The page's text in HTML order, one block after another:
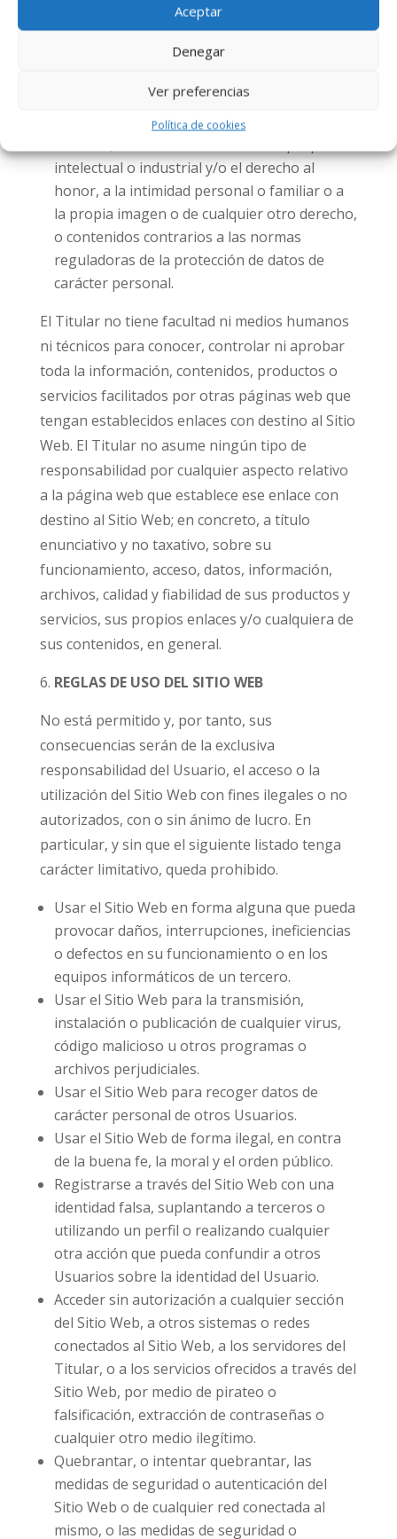
Aceptar
Denegar
Ver preferencias
Política de cookies
enlace al Sitio Web no contendrá
informaciones o contenidos ilícitos,
contrarios a la moral y buenas costumbres
así como tampoco contendrá contenidos
contrarios a cualesquiera derechos de
intelectual o industrial y/o el derecho al
honor, a la intimidad personal o familiar o a
la propia imagen o de cualquier otro derecho,
o contenidos contrarios a las normas
reguladoras de la protección de datos de
carácter personal.
El Titular no tiene facultad ni medios humanos
ni técnicos para conocer, controlar ni aprobar
toda la información, contenidos, productos o
servicios facilitados por otras páginas web que
tengan establecidos enlaces con destino al Sitio
Web. El Titular no asume ningún tipo de
responsabilidad por cualquier aspecto relativo
a la página web que establece ese enlace con
destino al Sitio Web; en concreto, a título
enunciativo y no taxativo, sobre su
funcionamiento, acceso, datos, información,
archivos, calidad y fiabilidad de sus productos y
servicios, sus propios enlaces y/o cualquiera de
sus contenidos, en general.
REGLAS DE USO DEL SITIO WEB
No está permitido y, por tanto, sus
consecuencias serán de la exclusiva
responsabilidad del Usuario, el acceso o la
utilización del Sitio Web con fines ilegales o no
autorizados, con o sin ánimo de lucro. En
particular, y sin que el siguiente listado tenga
carácter limitativo, queda prohibido.
Usar el Sitio Web en forma alguna que pueda
provocar daños, interrupciones, ineficiencias
o defectos en su funcionamiento o en los
equipos informáticos de un tercero.
Usar el Sitio Web para la transmisión,
instalación o publicación de cualquier virus,
código malicioso u otros programas o
archivos perjudiciales.
Usar el Sitio Web para recoger datos de
carácter personal de otros Usuarios.
Usar el Sitio Web de forma ilegal, en contra
de la buena fe, la moral y el orden público.
Registrarse a través del Sitio Web con una
identidad falsa, suplantando a terceros o
utilizando un perfil o realizando cualquier
otra acción que pueda confundir a otros
Usuarios sobre la identidad del Usuario.
Acceder sin autorización a cualquier sección
del Sitio Web, a otros sistemas o redes
conectados al Sitio Web, a los servidores del
Titular, o a los servicios ofrecidos a través del
Sitio Web, por medio de pirateo o
falsificación, extracción de contraseñas o
cualquier otro medio ilegítimo.
Quebrantar, o intentar quebrantar, las
medidas de seguridad o autenticación del
Sitio Web o de cualquier red conectada al
mismo, o las medidas de seguridad o